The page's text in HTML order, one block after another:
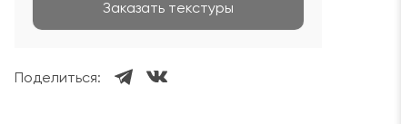
Заказать текстуры
Поделиться: